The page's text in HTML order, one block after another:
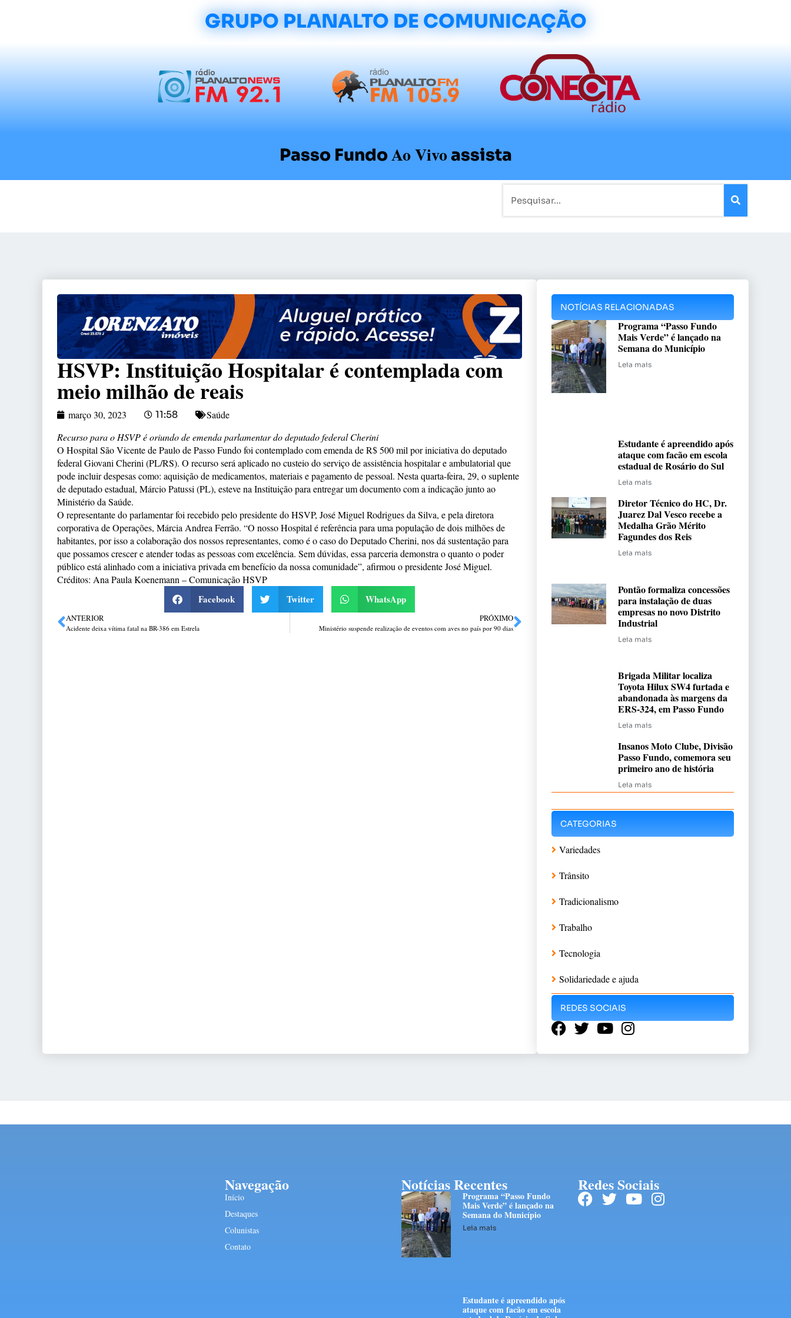
GRUPO PLANALTO DE COMUNICAÇÃO
Passo FundoAo Vivoassista
HSVP: Instituição Hospitalar é contemplada com
meio milhão de reais
março 30, 2023 11:58
Saúde
Recurso para o HSVP é oriundo de emenda parlamentar do deputado federal Cherini
O Hospital São Vicente de Paulo de Passo Fundo foi contemplado com emenda de R$ 500 mil por iniciativa do deputado
federal Giovani Cherini (PL/RS). O recurso será aplicado no custeio do serviço de assistência hospitalar e ambulatorial que
pode incluir despesas como: aquisição de medicamentos, materiais e pagamento de pessoal. Nesta quarta-feira, 29, o suplente
de deputado estadual, Márcio Patussi (PL), esteve na Instituição para entregar um documento com a indicação junto ao
Ministério da Saúde.
O representante do parlamentar foi recebido pelo presidente do HSVP, José Miguel Rodrigues da Silva, e pela diretora
corporativa de Operações, Márcia Andrea Ferrão. “O nosso Hospital é referência para uma população de dois milhões de
habitantes, por isso a colaboração dos nossos representantes, como é o caso do Deputado Cherini, nos dá sustentação para
que possamos crescer e atender todas as pessoas com excelência. Sem dúvidas, essa parceria demonstra o quanto o poder
público está alinhado com a iniciativa privada em benefício da nossa comunidade”, afirmou o presidente José Miguel.
Créditos: Ana Paula Koenemann – Comunicação HSVP
Facebook Twitter WhatsApp
ANTERIOR
Acidente deixa vítima fatal na BR-386 em Estrela
PRÓXIMO
Ministério suspende realização de eventos com aves no país por 90 dias
NOTÍCIAS RELACIONADAS
Programa “Passo Fundo
Mais Verde” é lançado na
Semana do Município
Leia mais
Estudante é apreendido após
ataque com facão em escola
estadual de Rosário do Sul
Leia mais
Diretor Técnico do HC, Dr.
Juarez Dal Vesco recebe a
Medalha Grão Mérito
Fagundes dos Reis
Leia mais
Pontão formaliza concessões
para instalação de duas
empresas no novo Distrito
Industrial
Leia mais
Brigada Militar localiza
Toyota Hilux SW4 furtada e
abandonada às margens da
ERS-324, em Passo Fundo
Leia mais
Insanos Moto Clube, Divisão
Passo Fundo, comemora seu
primeiro ano de história
Leia mais
CATEGORIAS
Variedades
Trânsito
Tradicionalismo
Trabalho
Tecnologia
Solidariedade e ajuda
REDES SOCIAIS
Navegação
Início
Destaques
Colunistas
Contato
Notícias Recentes
Programa “Passo Fundo
Mais Verde” é lançado na
Semana do Município
Leia mais
Estudante é apreendido após
ataque com facão em escola
Redes Sociais